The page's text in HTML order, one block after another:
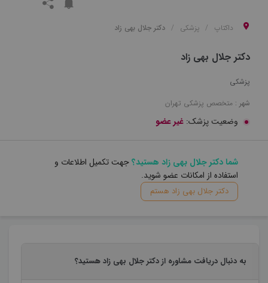
داکتاپ پزشکی دکتر جلال بهی زاد
دکتر جلال بهی زاد
پزشکی
شهر : متخصص پزشکی تهران
وضعیت پزشک: غیر عضو
شما دکتر جلال بهی زاد هستید؟جهت تکمیل اطلاعات و
استفاده از امکانات عضو شوید.
دکتر جلال بهی زاد هستم
به دنبال دریافت مشاوره از دکتر جلال بهی زاد هستید؟